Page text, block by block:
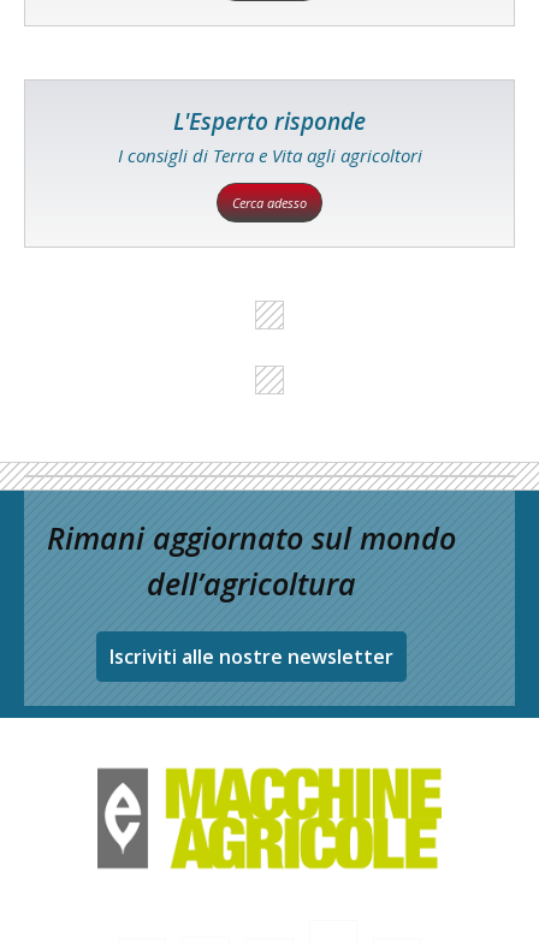
L'Esperto risponde
I consigli di Terra e Vita agli agricoltori
Cerca adesso
Rimani aggiornato sul mondo
dell’agricoltura
Iscriviti alle nostre newsletter